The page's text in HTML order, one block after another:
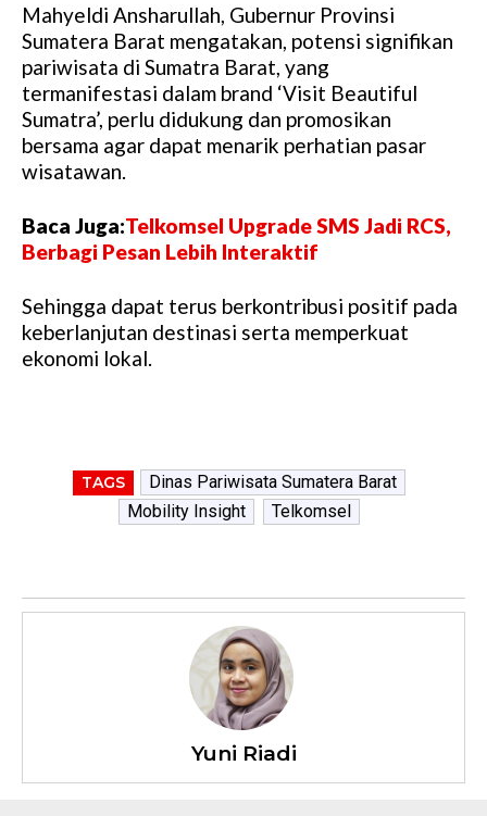
Mahyeldi Ansharullah, Gubernur Provinsi
Sumatera Barat mengatakan, potensi signifikan
pariwisata di Sumatra Barat, yang
termanifestasi dalam brand ‘Visit Beautiful
Sumatra’, perlu didukung dan promosikan
bersama agar dapat menarik perhatian pasar
wisatawan.
Baca Juga:Telkomsel Upgrade SMS Jadi RCS,
Berbagi Pesan Lebih Interaktif
Sehingga dapat terus berkontribusi positif pada
keberlanjutan destinasi serta memperkuat
ekonomi lokal.
TAGS
Dinas Pariwisata Sumatera Barat
Mobility Insight
Telkomsel
Yuni Riadi